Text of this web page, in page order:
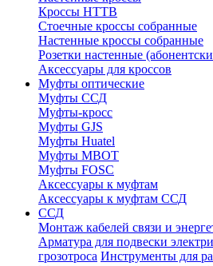
Кроссы HTTB
Стоечные кроссы собранные
Настенные кроссы собранные
Розетки настенные
Аксессуары для кроссов
Муфты оптические
Муфты ССД
Муфты-кросс
Муфты GJS
Муфты Huatel
Муфты МВОТ
Муфты FOSC
Аксессуары к муфтам
Аксессуары к муфтам ССД
ССД
Монтаж кабелей связи и
Арматура для подвески
грозотроса Инструменты для